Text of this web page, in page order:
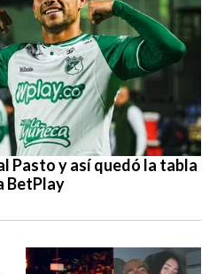
Pasto y así quedó la tabla
BetPlay